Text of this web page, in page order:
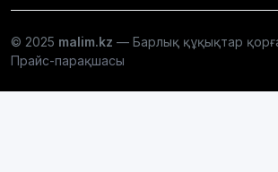
© 2025 malim.kz — Барлық құқықтар
Прайс-парақшасы